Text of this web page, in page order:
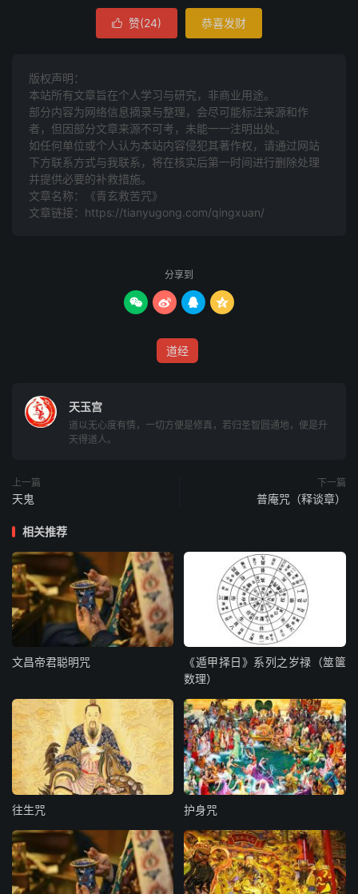
明明庆庆,呈呈庆
灵化明明明
明明明化灵
静静隆隆虚虚隆,虚隆虚,渊要隆,隆要渊
证玄静静静
静静静玄证
凡凡景景金金景
金景金,凡金景,金景凡
张张景景张张景,张景张,景张监,监张景
黄黄辉辉黄黄辉,黄辉黄,道黄辉,黄辉道
相道黄黄黄,阳演张张张
应静凡凡凡
明明明化灵
民其宏,其宏民
灵化明明明
明明明化灵
静静隆隆虚虚隆要宗, 宗宗宗宗宗
民其宏,其宏民
证玄静静静
静静静玄证
凡凡景景金金景金见, 见见见见见
愿宁冲,宁冲愿
应静凡凡凡
凡凡凡静应
张张景景张张景张监, 监监监监监
愿宁冲,宁冲愿
阳演张张张
张张张演阳
黄黄辉辉黄黄辉黄相, 相相相相相
相道散,道散相
 赞(24) 恭喜发财
版权声明：
本站所有文章旨在个人学习与研究，非商业用途。
部分内容为网络信息摘录与整理，会尽可能标注来源和作
者，但因部分文章来源不可考，未能一一注明出处。
如任何单位或个人认为本站内容侵犯其著作权，请通过网站
下方联系方式与我联系​​，将在核实后第一时间进行删除处理
并提供必要的补救措施。
文章名称：《青玄救苦咒》
文章链接： https://tianyugong.com/qingxuan/
分享到
   
道经
天玉宫
道以无心度有情，一切方便是修真，若归圣智圆通地，便是升
天得道人。
上一篇
天鬼
下一篇
普庵咒（释谈章）
相关推荐
文昌帝君聪明咒
《遁甲择日》系列之岁禄（筮箧
数理）
往生咒 护身咒